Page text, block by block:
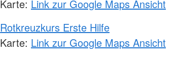
Karte: Link zur Google Maps Ansicht
Rotkreuzkurs Erste Hilfe
Karte: Link zur Google Maps Ansicht